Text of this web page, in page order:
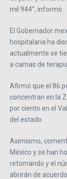
mil 944”, informó.
El Gobernador
hospitalaria ha
actualmente se
a camas de
Afirmó que el 86
concentran en la
por ciento en el
del estado.
Asimismo,
México y se han
retomando y el
abrirán de